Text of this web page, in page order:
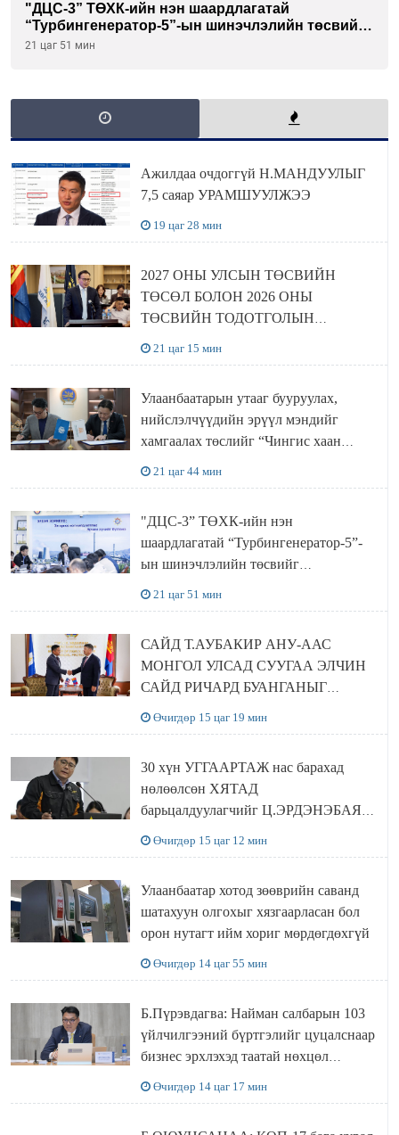
"ДЦС-3” ТӨХК-ийн нэн шаардлагатай
“Турбингенератор-5”-ын шинэчлэлийн төсвийг
шийдвэрлэхээр болов
21 цаг 51 мин
Ажилдаа очдоггүй Н.МАНДУУЛЫГ
7,5 саяар УРАМШУУЛЖЭЭ
19 цаг 28 мин
2027 ОНЫ УЛСЫН ТӨСВИЙН
ТӨСӨЛ БОЛОН 2026 ОНЫ
ТӨСВИЙН ТОДОТГОЛЫН
21 цаг 15 мин
Улаанбаатарын утааг бууруулах,
нийслэлчүүдийн эрүүл мэндийг
хамгаалах төслийг “Чингис хаан
21 цаг 44 мин
"ДЦС-3” ТӨХК-ийн нэн
шаардлагатай “Турбингенератор-5”-
ын шинэчлэлийн төсвийг
21 цаг 51 мин
САЙД Т.АУБАКИР АНУ-ААС
МОНГОЛ УЛСАД СУУГАА ЭЛЧИН
САЙД РИЧАРД БУАНГАНЫГ
Өчигдөр 15 цаг 19 мин
30 хүн УГГААРТАЖ нас барахад
нөлөөлсөн ХЯТАД
барьцалдуулагчийг Ц.ЭРДЭНЭБАЯР
Өчигдөр 15 цаг 12 мин
Улаанбаатар хотод зөөврийн саванд
шатахуун олгохыг хязгаарласан бол
орон нутагт ийм хориг мөрдөгдөхгүй
Өчигдөр 14 цаг 55 мин
Б.Пүрэвдагва: Найман салбарын 103
үйлчилгээний бүртгэлийг цуцалснаар
бизнес эрхлэхэд таатай нөхцөл
Өчигдөр 14 цаг 17 мин